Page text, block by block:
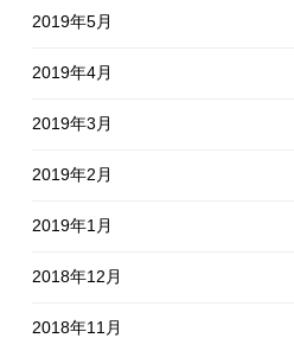
2019年5月
2019年4月
2019年3月
2019年2月
2019年1月
2018年12月
2018年11月